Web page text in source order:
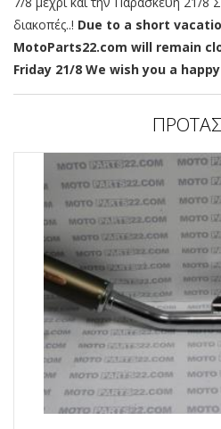
διακοπές..! Due to a short
MotoParts22.com will remain
Friday 21/8 We wish you a